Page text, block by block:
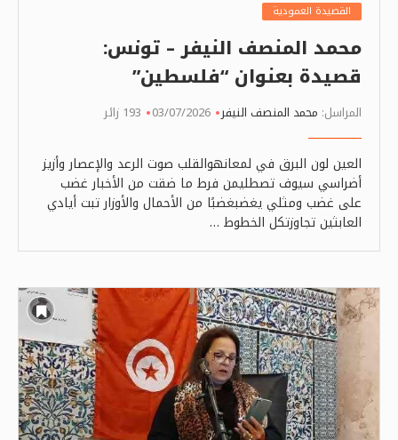
القصيدة العمودية
محمد المنصف النيفر – تونس:
قصيدة بعنوان “فلسطين”
المراسل: محمد المنصف النيفر 03/07/2026 193 زائر
العين لون البرق في لمعانهوالقلب صوت الرعد والإعصار وأزيز
أضراسي سيوف تصطليمن فرط ما ضقت من الأخبار غضب
على غضب ومثلي يغضبغضبًا من الأحمال والأوزار تبت أيادي
العابثين تجاوزتكل الخطوط …